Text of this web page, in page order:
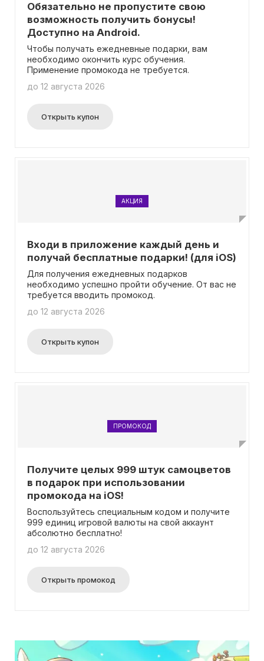
Обязательно не пропустите свою
возможность получить бонусы!
Доступно на Android.
Чтобы получать ежедневные подарки, вам
необходимо окончить курс обучения.
Применение промокода не требуется.
до 12 августа 2026
Открыть купон
АКЦИЯ
Входи в приложение каждый день и
получай бесплатные подарки! (для iOS)
Для получения ежедневных подарков
необходимо успешно пройти обучение. От вас не
требуется вводить промокод.
до 12 августа 2026
Открыть купон
ПРОМОКОД
Получите целых 999 штук самоцветов
в подарок при использовании
промокода на iOS!
Воспользуйтесь специальным кодом и получите
999 единиц игровой валюты на свой аккаунт
абсолютно бесплатно!
до 12 августа 2026
Открыть промокод